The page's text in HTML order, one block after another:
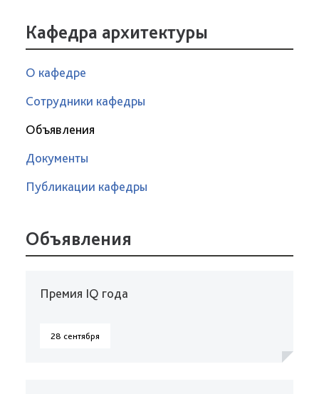
Кафедра архитектуры
О кафедре
Сотрудники кафедры
Объявления
Документы
Публикации кафедры
Объявления
Премия IQ года
28 сентября